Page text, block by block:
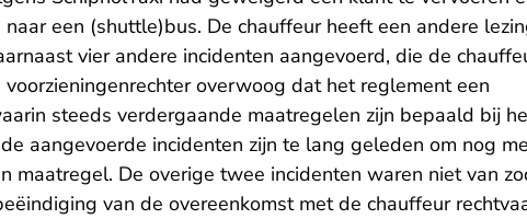
een (shuttle)bus. De chauffeur heeft een andere
vier andere incidenten aangevoerd, die de
overwoog dat het reglement een
steeds verdergaande maatregelen zijn bepaald bij
aangevoerde incidenten zijn te lang geleden om nog
maatregel. De overige twee incidenten waren niet van
van de overeenkomst met de chauffeur